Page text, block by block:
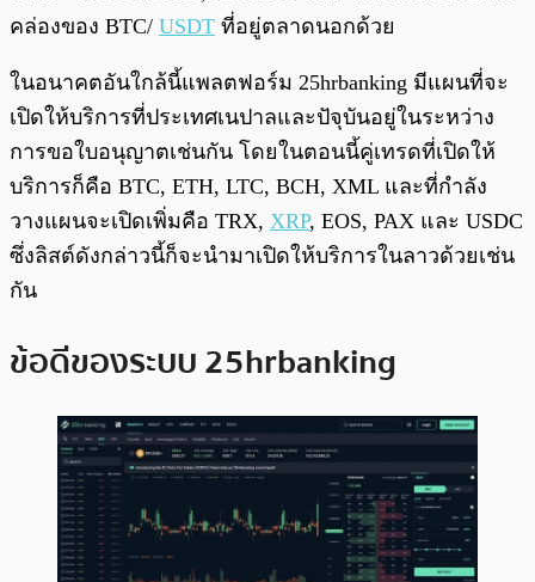
คล่องของ BTC/ USDT ที่อยู่ตลาดนอกด้วย
ในอนาคตอันใกล้นี้แพลตฟอร์ม 25hrbanking มีแผนที่จะ
เปิดให้บริการที่ประเทศเนปาลและปัจุบันอยู่ในระหว่าง
การขอใบอนุญาตเช่นกัน โดยในตอนนี้คู่เทรดที่เปิดให้
บริการก็คือ BTC, ETH, LTC, BCH, XML และที่กำลัง
วางแผนจะเปิดเพิ่มคือ TRX, XRP, EOS, PAX และ USDC
ซึ่งลิสต์ดังกล่าวนี้ก็จะนำมาเปิดให้บริการในลาวด้วยเช่น
กัน
ข้อดีของระบบ 25hrbanking